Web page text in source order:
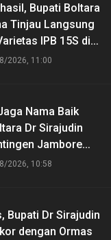
Bupati Boltara
Tinjau Langsung
IPB 15S di
2026, 11:00
Nama Baik
Dr Sirajudin
Jambore
Cibubur
2026, 10:58
Bupati Dr Sirajudin
dengan Ormas